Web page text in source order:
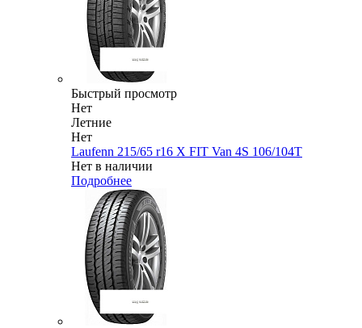
Быстрый просмотр
Нет
Летние
Нет
Laufenn 215/65 r16 X FIT Van 4S 106/104T
Нет в наличии
Подробнее